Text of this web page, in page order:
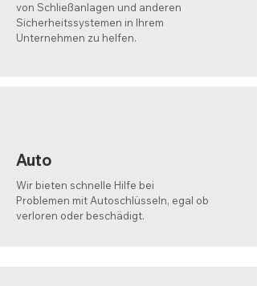
von Schließanlagen und anderen
Sicherheitssystemen in Ihrem
Unternehmen zu helfen.
Auto
Wir bieten schnelle Hilfe bei
Problemen mit Autoschlüsseln, egal ob
verloren oder beschädigt.